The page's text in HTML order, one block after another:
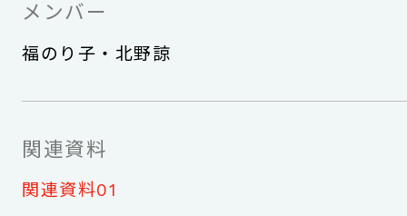
メンバー
福のり子・北野諒
関連資料
関連資料01